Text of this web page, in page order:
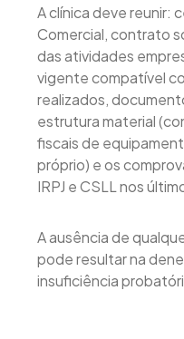
A clínica deve reunir:
Comercial, contrato
das atividades
vigente compatível
realizados,
estrutura material
fiscais de
próprio) e os
IRPJ e CSLL nos
A ausência de
pode resultar na
insuficiência